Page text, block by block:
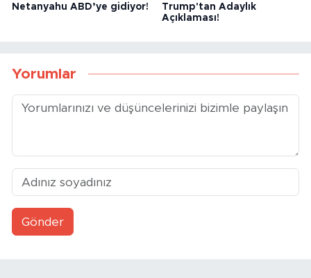
Netanyahu ABD’ye gidiyor!
Trump'tan Adaylık
Açıklaması!
Yorumlar
Gönder